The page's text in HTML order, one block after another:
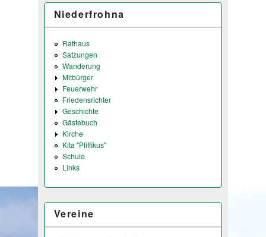
Niederfrohna
Rathaus
Satzungen
Wanderung
Mitbürger
Feuerwehr
Friedensrichter
Geschichte
Gästebuch
Kirche
Kita "Pfiffikus"
Schule
Links
Vereine